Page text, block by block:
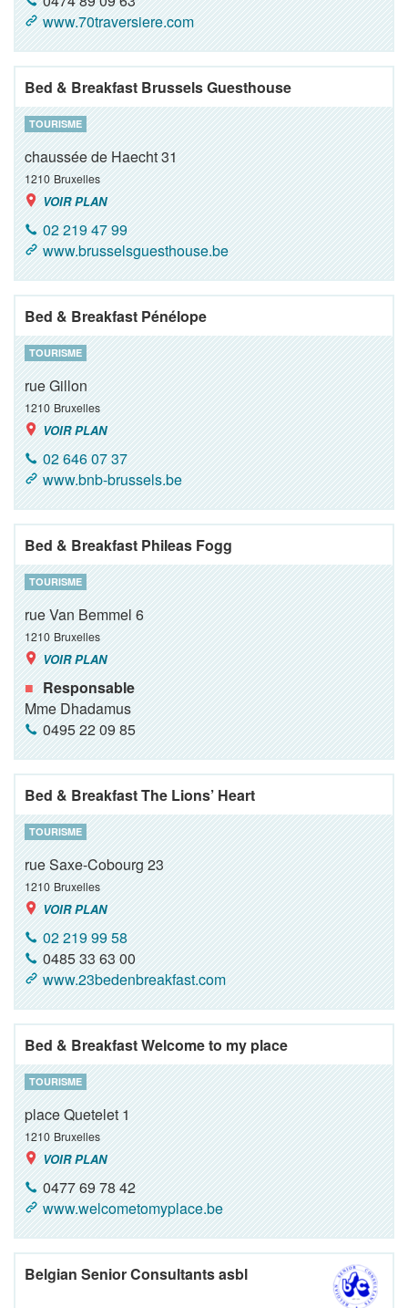
www.70traversiere.com
Bed & Breakfast Brussels Guesthouse
TOURISME
chaussée de Haecht 31
1210 Bruxelles
VOIR PLAN
02 219 47 99
www.brusselsguesthouse.be
Bed & Breakfast Pénélope
TOURISME
rue Gillon
1210 Bruxelles
VOIR PLAN
02 646 07 37
www.bnb-brussels.be
Bed & Breakfast Phileas Fogg
TOURISME
rue Van Bemmel 6
1210 Bruxelles
VOIR PLAN
Responsable
Mme Dhadamus
0495 22 09 85
Bed & Breakfast The Lions’ Heart
TOURISME
rue Saxe-Cobourg 23
1210 Bruxelles
VOIR PLAN
02 219 99 58
0485 33 63 00
www.23bedenbreakfast.com
Bed & Breakfast Welcome to my place
TOURISME
place Quetelet 1
1210 Bruxelles
VOIR PLAN
0477 69 78 42
www.welcometomyplace.be
Belgian Senior Consultants asbl